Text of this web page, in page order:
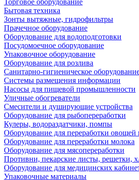
Торговое оборудование
Бытовая техника
Зонты вытяжные, гидрофильтры
Прачечное оборудование
Оборудование для водоподготовки
Посудомоечное оборудование
Упаковочное оборудование
Оборудование для розлива
Санитарно-гигиеническое
Системы размещения информации
Насосы для пищевой промышленности
Уличные обогреватели
Смесители и душирующие устройства
Оборудование для рыбопереработки
Кулеры, водораздатчики, помпы
Оборудование для переработки овощей
Оборудование для переработки молока
Оборудование для мясопереработки
Противни, пекарские листы, решетки,
Оборудование для медицинских
Упаковочные материалы